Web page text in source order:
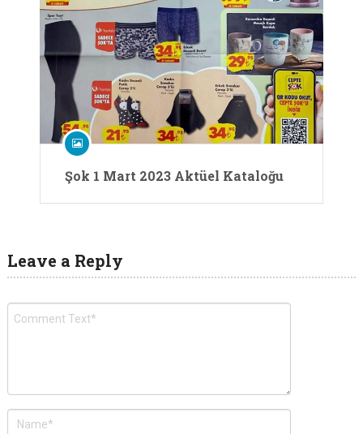
Şok 1 Mart 2023 Aktüel Kataloğu
Leave a Reply